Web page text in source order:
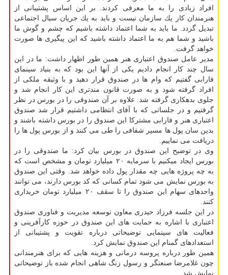
افراد زیادی را به ما معرفی كردند. بر این اساس پشتیبانی از
هنرمندان كار یك سازمان نیست و باید به یك جریان سیال اجتماعی
تبدیل گردد. ما باید به شما اعتماد داشته باشیم كه چشم و گوش ما
باشید و شما هم به ما اعتماد داشته باشید كه این پیگیری ها صورت
خواهد گرفت.
مدیر عامل صندوق اعتباری هنر همین طور اظهار داشت: ما در این
سال چند كار انجام دادیم یكی از آنها این بود كه به بنیاد سینمای
فارابی گفتیم كه وام ها در صندوق قرار دهید و با وثیقه ملكی از
افراد گرفته شود و به صورت قانون مندتری این كار انجام شد و
جلوی بدهكاری گرفته شد. علاوه بر آن صندوقی را در بورس در نظر
گرفتیم و در جلساتی كه با آقای انتظامی داشتیم قرار شد صندوق
اعتباری هنر و فارابی مشتركا این صندوق را در بورس داشته باشند و
بدین سان پول ها مسیر شفافی را طی می كنند و از بورس پول ها را
دریافت می نماییم.
وی در توضیح این صندوق در بورس بیان كرد: ما صندوقی را در
بورس ایجاد میكنیم با سرمایه ۲۰ میلیارد تومان و مشخص است كه
به چه پروژه هایی چه مقدار پول داده خواهد شد. وقتی این صندوق
به بورس نمایش می شود تمام كسانی كه كد بورس دارند، می توانند
واحدهای سهام این صندوق را تا سقف ۲۰ میلیارد تومان خریداری
كنند.
در این جلسه فرزاد حیدری معاون توسعه مدیریت و فناوری صندوق
اعتباری با اشاره به حمایت های این صندوق در حوزه كارآفرینی و
فعالیت های سینمایی توضیحاتی درباره تقویت و پشتیبانی از
استعدادهای گمنام این صندوق نمایش كرد.
همین طور درباره پروسه درمانی و هزینه هایی كه برای هنرمندانی
چون غلامرضا صنعتگر و رسول زنگ شاهی انجام شده باز توضیحاتی
نمایش شد.